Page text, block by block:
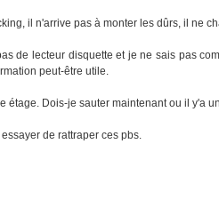
il n'arrive pas à monter les dûrs, il ne
de lecteur disquette et je ne sais pas
peut-être utile.
étage. Dois-je sauter maintenant ou il y'a
de rattraper ces pbs.